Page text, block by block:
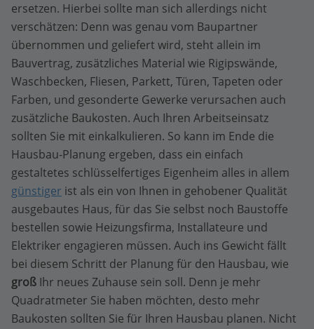
ersetzen. Hierbei sollte man sich allerdings nicht
verschätzen: Denn was genau vom Baupartner
übernommen und geliefert wird, steht allein im
Bauvertrag, zusätzliches Material wie Rigipswände,
Waschbecken, Fliesen, Parkett, Türen, Tapeten oder
Farben, und gesonderte Gewerke verursachen auch
zusätzliche Baukosten. Auch Ihren Arbeitseinsatz
sollten Sie mit einkalkulieren. So kann im Ende die
Hausbau-Planung ergeben, dass ein einfach
gestaltetes schlüsselfertiges Eigenheim alles in allem
günstiger ist als ein von Ihnen in gehobener Qualität
ausgebautes Haus, für das Sie selbst noch Baustoffe
bestellen sowie Heizungsfirma, Installateure und
Elektriker engagieren müssen. Auch ins Gewicht fällt
bei diesem Schritt der Planung für den Hausbau, wie
groß Ihr neues Zuhause sein soll. Denn je mehr
Quadratmeter Sie haben möchten, desto mehr
Baukosten sollten Sie für Ihren Hausbau planen. Nicht